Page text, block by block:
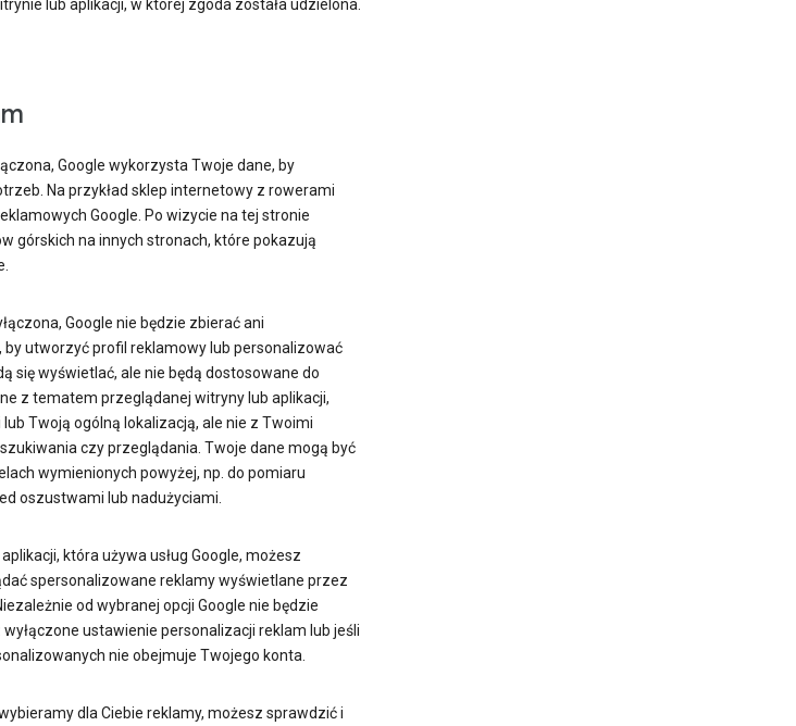
lub aplikacji, w której zgoda została udzielona.
Google wykorzysta Twoje dane, by
Na przykład sklep internetowy z rowerami
Google. Po wizycie na tej stronie
górskich na innych stronach, które pokazują
Google nie będzie zbierać ani
utworzyć profil reklamowy lub personalizować
się wyświetlać, ale nie będą dostosowane do
z tematem przeglądanej witryny lub aplikacji,
Twoją ogólną lokalizacją, ale nie z Twoimi
czy przeglądania. Twoje dane mogą być
wymienionych powyżej, np. do pomiaru
oszustwami lub nadużyciami.
która używa usług Google, możesz
spersonalizowane reklamy wyświetlane przez
od wybranej opcji Google nie będzie
ustawienie personalizacji reklam lub jeśli
nie obejmuje Twojego konta.
dla Ciebie reklamy, możesz sprawdzić i